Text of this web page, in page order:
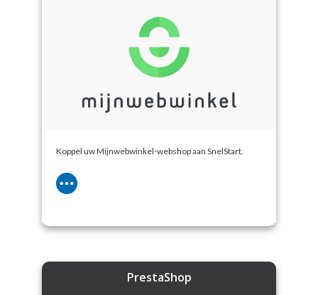
Koppel uw Mijnwebwinkel-webshop aan SnelStart.
PrestaShop